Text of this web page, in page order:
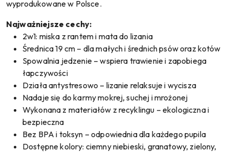
wyprodukowane w Polsce.
Najważniejsze cechy:
2w1: miska z rantem i mata do lizania
Średnica 19 cm – dla małych i średnich psów oraz kotów
Spowalnia jedzenie – wspiera trawienie i zapobiega
łapczywości
Działa antystresowo – lizanie relaksuje i wycisza
Nadaje się do karmy mokrej, suchej i mrożonej
Wykonana z materiałów z recyklingu – ekologiczna i
bezpieczna
Bez BPA i toksyn – odpowiednia dla każdego pupila
Dostępne kolory: ciemny niebieski, granatowy, zielony,